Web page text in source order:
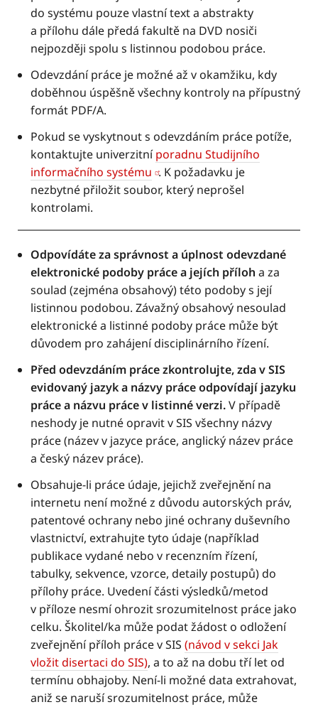
do systému pouze vlastní text a abstrakty
a přílohu dále předá fakultě na DVD nosiči
nejpozději spolu s listinnou podobou práce.
Odevzdání práce je možné až v okamžiku, kdy
doběhnou úspěšně všechny kontroly na přípustný
formát PDF/A.
Pokud se vyskytnout s odevzdáním práce potíže,
kontaktujte univerzitníporadnu Studijního
informačního systému . K požadavku je
nezbytné přiložit soubor, který neprošel
kontrolami.
Odpovídáte za správnost a úplnost odevzdané
elektronické podoby práce a jejích příloh a za
soulad (zejména obsahový) této podoby s její
listinnou podobou. Závažný obsahový nesoulad
elektronické a listinné podoby práce může být
důvodem pro zahájení disciplinárního řízení.
Před odevzdáním práce zkontrolujte, zda v SIS
evidovaný jazyk a názvy práce odpovídají jazyku
práce a názvu práce v listinné verzi.V případě
neshody je nutné opravit v SIS všechny názvy
práce (název v jazyce práce, anglický název práce
a český název práce).
Obsahuje-li práce údaje, jejichž zveřejnění na
internetu není možné z důvodu autorských práv,
patentové ochrany nebo jiné ochrany duševního
vlastnictví, extrahujte tyto údaje (například
publikace vydané nebo v recenzním řízení,
tabulky, sekvence, vzorce, detaily postupů) do
přílohy práce. Uvedení části výsledků/metod
v příloze nesmí ohrozit srozumitelnost práce jako
celku. Školitel/ka může podat žádost o odložení
zveřejnění příloh práce v SIS (návod v sekci Jak
vložit disertaci do SIS), a to až na dobu tří let od
termínu obhajoby. Není-li možné data extrahovat,
aniž se naruší srozumitelnost práce, může